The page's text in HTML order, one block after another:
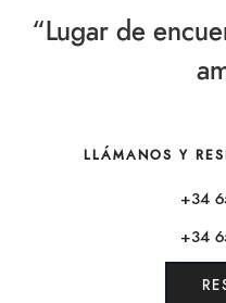
“Lugar de
LLÁMANOS Y
+34
+34